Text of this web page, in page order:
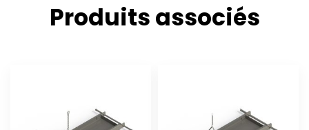
Produits associés